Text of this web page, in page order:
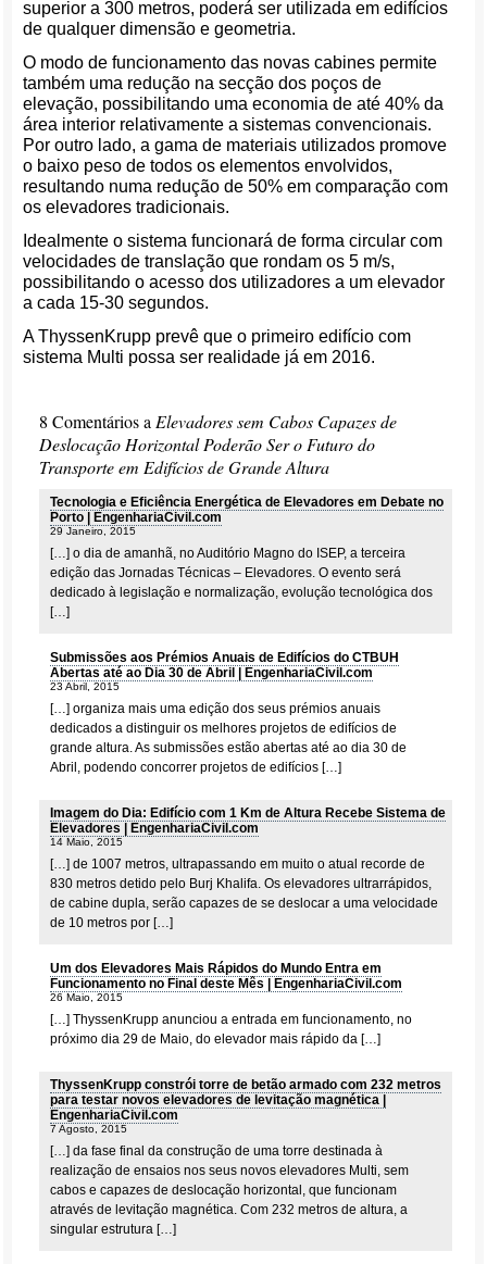
superior a 300 metros, poderá ser utilizada em edifícios
de qualquer dimensão e geometria.
O modo de funcionamento das novas cabines permite
também uma redução na secção dos poços de
elevação, possibilitando uma economia de até 40% da
área interior relativamente a sistemas convencionais.
Por outro lado, a gama de materiais utilizados promove
o baixo peso de todos os elementos envolvidos,
resultando numa redução de 50% em comparação com
os elevadores tradicionais.
Idealmente o sistema funcionará de forma circular com
velocidades de translação que rondam os 5 m/s,
possibilitando o acesso dos utilizadores a um elevador
a cada 15-30 segundos.
A ThyssenKrupp prevê que o primeiro edifício com
sistema Multi possa ser realidade já em 2016.
8 Comentários a Elevadores sem Cabos Capazes de
Deslocação Horizontal Poderão Ser o Futuro do
Transporte em Edifícios de Grande Altura
Tecnologia e Eficiência Energética de Elevadores em Debate no
Porto | EngenhariaCivil.com
29 Janeiro, 2015
[…] o dia de amanhã, no Auditório Magno do ISEP, a terceira
edição das Jornadas Técnicas – Elevadores. O evento será
dedicado à legislação e normalização, evolução tecnológica dos
[…]
Submissões aos Prémios Anuais de Edifícios do CTBUH
Abertas até ao Dia 30 de Abril | EngenhariaCivil.com
23 Abril, 2015
[…] organiza mais uma edição dos seus prémios anuais
dedicados a distinguir os melhores projetos de edifícios de
grande altura. As submissões estão abertas até ao dia 30 de
Abril, podendo concorrer projetos de edifícios […]
Imagem do Dia: Edifício com 1 Km de Altura Recebe Sistema de
Elevadores | EngenhariaCivil.com
14 Maio, 2015
[…] de 1007 metros, ultrapassando em muito o atual recorde de
830 metros detido pelo Burj Khalifa. Os elevadores ultrarrápidos,
de cabine dupla, serão capazes de se deslocar a uma velocidade
de 10 metros por […]
Um dos Elevadores Mais Rápidos do Mundo Entra em
Funcionamento no Final deste Mês | EngenhariaCivil.com
26 Maio, 2015
[…] ThyssenKrupp anunciou a entrada em funcionamento, no
próximo dia 29 de Maio, do elevador mais rápido da […]
ThyssenKrupp constrói torre de betão armado com 232 metros
para testar novos elevadores de levitação magnética |
EngenhariaCivil.com
7 Agosto, 2015
[…] da fase final da construção de uma torre destinada à
realização de ensaios nos seus novos elevadores Multi, sem
cabos e capazes de deslocação horizontal, que funcionam
através de levitação magnética. Com 232 metros de altura, a
singular estrutura […]